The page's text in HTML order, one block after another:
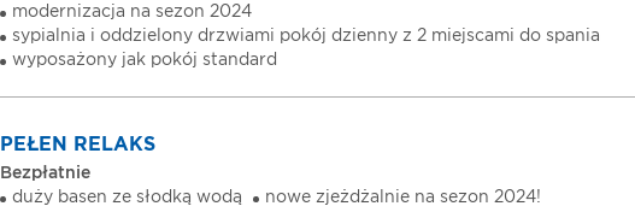
modernizacja na sezon 2024
sypialnia i oddzielony drzwiami pokój dzienny z 2 miejscami do spania
wyposażony jak pokój standard
PEŁEN RELAKS
Bezpłatnie
duży basen ze słodką wodą
nowe zjeżdżalnie na sezon 2024!